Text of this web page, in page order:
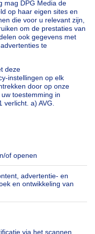
te koop Nederland
huis te koop
te huur
slaapkamers
Oostende
Stene
Deurne
checklist
ons